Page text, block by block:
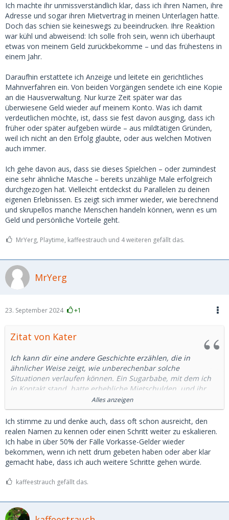
Ich machte ihr unmissverständlich klar, dass ich ihren Namen, ihre
Adresse und sogar ihren Mietvertrag in meinen Unterlagen hatte.
Doch das schien sie keineswegs zu beeindrucken. Ihre Reaktion
war kühl und abweisend: Ich solle froh sein, wenn ich überhaupt
etwas von meinem Geld zurückbekomme – und das frühestens in
einem Jahr.
Daraufhin erstattete ich Anzeige und leitete ein gerichtliches
Mahnverfahren ein. Von beiden Vorgängen sendete ich eine Kopie
an die Hausverwaltung. Nur kurze Zeit später war das
überwiesene Geld wieder auf meinem Konto. Was ich damit
verdeutlichen möchte, ist, dass sie fest davon ausging, dass ich
früher oder später aufgeben würde – aus mildtätigen Gründen,
weil ich nicht an den Erfolg glaubte, oder aus welchen Motiven
auch immer.
Ich gehe davon aus, dass sie dieses Spielchen – oder zumindest
eine sehr ähnliche Masche – bereits unzählige Male erfolgreich
durchgezogen hat. Vielleicht entdeckst du Parallelen zu deinen
eigenen Erlebnissen. Es zeigt sich immer wieder, wie berechnend
und skrupellos manche Menschen handeln können, wenn es um
Geld und persönliche Vorteile geht.
MrYerg, Playtime, kaffeestrauch und 4 weiteren gefällt das.
MrYerg
23. September 2024 +1
Zitat von Kater
Ich kann dir eine andere Geschichte erzählen, die in
ähnlicher Weise zeigt, wie unberechenbar solche
Situationen verlaufen können. Ein Sugarbabe, mit dem ich
in Kontakt stand, hatte erhebliche Mietschulden, und ihr
drohte die Kündigung der Wohnung. Die Angelegenheit war
absolut real; ich hatte selbst Kontakt zur Hausverwaltung
aufgenommen und schließlich die ausstehenden Beträge
direkt auf das Konto der Hausverwaltung überwiesen – nicht
auf ihr persönliches Konto.
Nur kurze Zeit später teilte sie mir mit, dass sie jemand
anderen kennengelernt habe. Sie wolle sich nicht mehr in
der Öffentlichkeit mit mir zeigen, gemeinsame Reisen
sie mir an, das überwiesene Geld bei ihr zu Hause gegen
sexuelle Dienstleistungen einzutauschen. Diese Abmachung
Alles anzeigen
Ich stimme zu und denke auch, dass oft schon ausreicht, den
realen Namen zu kennen oder einen Schritt weiter zu eskalieren.
Ich habe in über 50% der Fälle Vorkasse-Gelder wieder
bekommen, wenn ich nett drum gebeten haben oder aber klar
gemacht habe, dass ich auch weitere Schritte gehen würde.
kaffeestrauch gefällt das.